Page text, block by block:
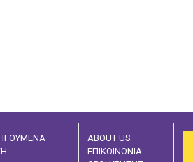
ABOUT US
ΕΠΙΚΟΙΝΩΝΙΑ